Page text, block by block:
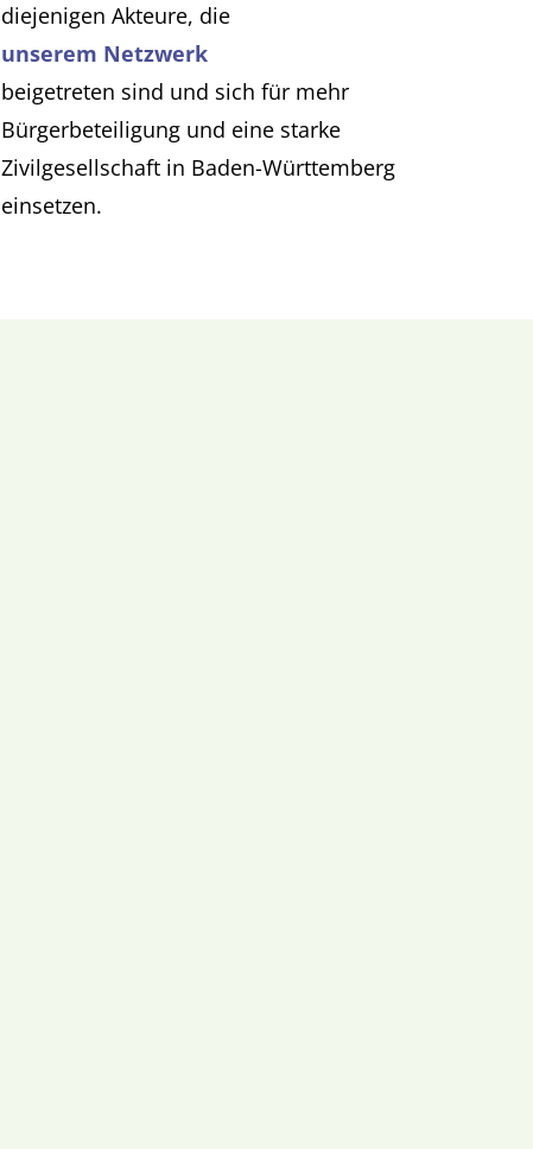
diejenigen Akteure, die
unserem Netzwerk
beigetreten sind und sich für mehr
Bürgerbeteiligung und eine starke
Zivilgesellschaft in Baden-Württemberg
einsetzen.